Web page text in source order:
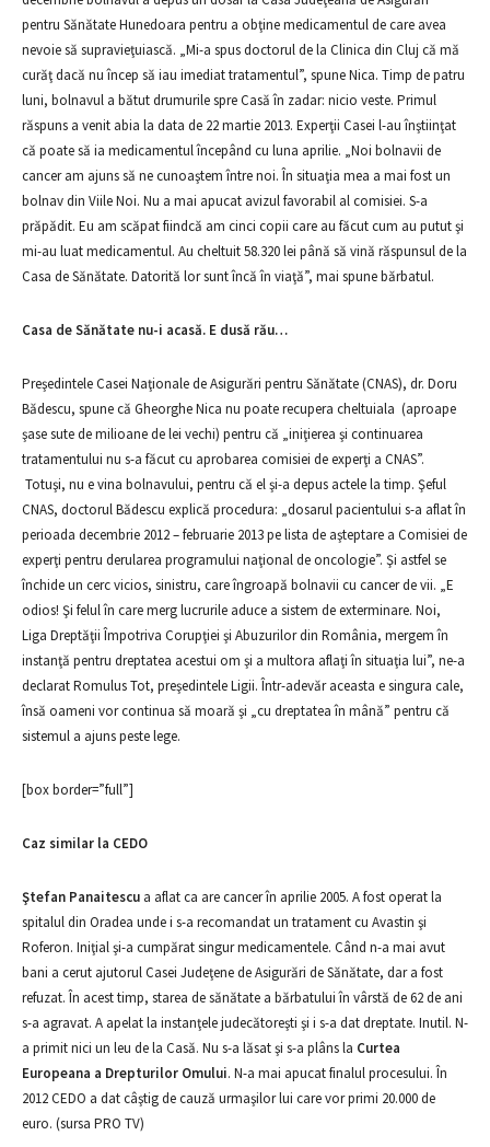
pentru Sănătate Hunedoara pentru a obţine medicamentul de care avea
nevoie să supravieţuiască. „Mi-a spus doctorul de la Clinica din Cluj că mă
curăţ dacă nu încep să iau imediat tratamentul”, spune Nica. Timp de patru
luni, bolnavul a bătut drumurile spre Casă în zadar: nicio veste. Primul
răspuns a venit abia la data de 22 martie 2013. Experţii Casei l-au înştiinţat
că poate să ia medicamentul începând cu luna aprilie. „Noi bolnavii de
cancer am ajuns să ne cunoaştem între noi. În situaţia mea a mai fost un
bolnav din Viile Noi. Nu a mai apucat avizul favorabil al comisiei. S-a
prăpădit. Eu am scăpat fiindcă am cinci copii care au făcut cum au putut şi
mi-au luat medicamentul. Au cheltuit 58.320 lei până să vină răspunsul de la
Casa de Sănătate. Datorită lor sunt încă în viaţă”, mai spune bărbatul.
Casa de Sănătate nu-i acasă. E dusă rău…
Preşedintele Casei Naţionale de Asigurări pentru Sănătate (CNAS), dr. Doru
Bădescu, spune că Gheorghe Nica nu poate recupera cheltuiala (aproape
şase sute de milioane de lei vechi) pentru că „iniţierea şi continuarea
tratamentului nu s-a făcut cu aprobarea comisiei de experţi a CNAS”.
Totuşi, nu e vina bolnavului, pentru că el şi-a depus actele la timp. Şeful
CNAS, doctorul Bădescu explică procedura: „dosarul pacientului s-a aflat în
perioada decembrie 2012 – februarie 2013 pe lista de aşteptare a Comisiei de
experţi pentru derularea programului naţional de oncologie”. Şi astfel se
închide un cerc vicios, sinistru, care îngroapă bolnavii cu cancer de vii. „E
odios! Şi felul în care merg lucrurile aduce a sistem de exterminare. Noi,
Liga Dreptăţii Împotriva Corupţiei şi Abuzurilor din România, mergem în
instanţă pentru dreptatea acestui om şi a multora aflaţi în situaţia lui”, ne-a
declarat Romulus Tot, preşedintele Ligii. Într-adevăr aceasta e singura cale,
însă oameni vor continua să moară şi „cu dreptatea în mână” pentru că
sistemul a ajuns peste lege.
[box border=”full”]
Caz similar la CEDO
Ştefan Panaitescu a aflat ca are cancer în aprilie 2005. A fost operat la
spitalul din Oradea unde i s-a recomandat un tratament cu Avastin şi
Roferon. Iniţial şi-a cumpărat singur medicamentele. Când n-a mai avut
bani a cerut ajutorul Casei Judeţene de Asigurări de Sănătate, dar a fost
refuzat. În acest timp, starea de sănătate a bărbatului în vârstă de 62 de ani
s-a agravat. A apelat la instanţele judecătoreşti şi i s-a dat dreptate. Inutil. N-
a primit nici un leu de la Casă. Nu s-a lăsat şi s-a plâns la Curtea
Europeana a Drepturilor Omului. N-a mai apucat finalul procesului. În
2012 CEDO a dat câştig de cauză urmaşilor lui care vor primi 20.000 de
euro. (sursa PRO TV)